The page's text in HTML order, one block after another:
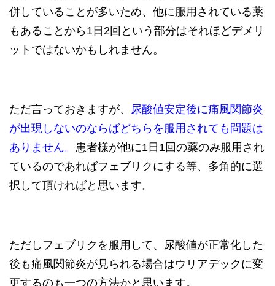
併していることが多いため、他に服用されている薬
もあることから1日2回という部分はそれほどデメリ
ットではないかもしれません。
ただ言っておきますが、 尿酸値安定後に痛風関節炎
が出現しないのならばどちらを服用されても問題は
ありません。 患者様が他に1日1回の薬のみ服用され
ているのであればフェブリクにする等、多角的に選
択して頂ければと思います。
ただしフェブリクを服用して、尿酸値が正常化した
後も痛風関節炎が見られる場合はウリアデックに変
更するのも一つの方法かと思います。